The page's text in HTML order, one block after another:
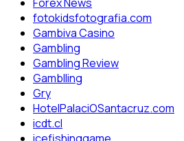
fotokidsfotografia.com
Gambiva Casino
Gambling
Gambling Review
Gamblling
Gry
HotelPalaciOSantacruz.com
icdt.cl
icefishinggame